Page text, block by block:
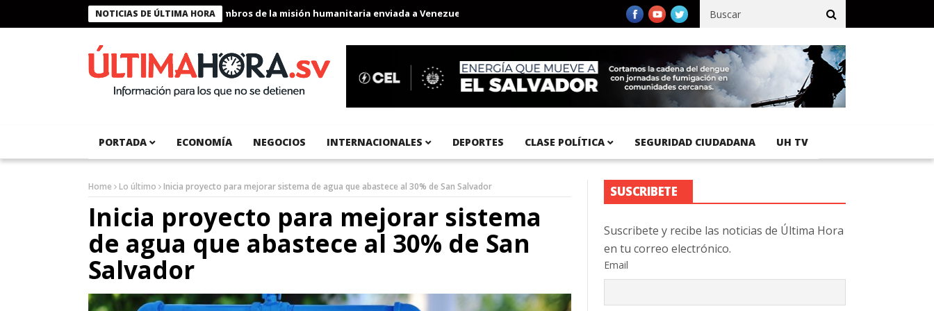
NOTICIAS DE ÚLTIMA HORA
Presidente Bukele condecora a miembros de la misión humanitaria enviada a Venezuela Aeropuerto Internacional del Pacífico registra 92 % de avance en obras de terracería
PORTADA ECONOMÍA NEGOCIOS INTERNACIONALES DEPORTES CLASE POLÍTICA SEGURIDAD CIUDADANA UH TV
Home Lo último Inicia proyecto para mejorar sistema de agua que abastece al 30% de San Salvador
Inicia proyecto para mejorar sistema
de agua que abastece al 30% de San
Salvador
SUSCRIBETE
Suscribete y recibe las noticias de Última Hora
en tu correo electrónico.
Email